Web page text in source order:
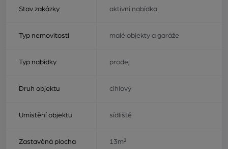
Stav zakázky aktivní nabídka
Typ nemovitosti malé objekty a garáže
Typ nabídky prodej
Druh objektu cihlový
Umístění objektu sídliště
Zastavěná plocha 13m²